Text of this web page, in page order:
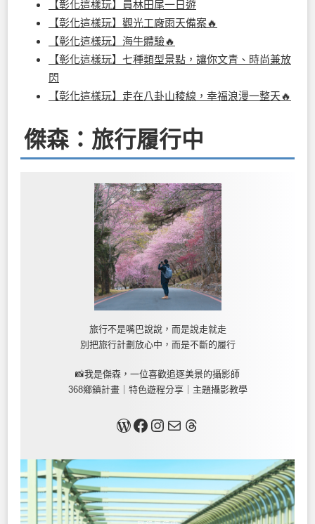
【彰化這樣玩】員林田尾一日遊
【彰化這樣玩】觀光工廠雨天備案🔥
【彰化這樣玩】海牛體驗🔥
【彰化這樣玩】七種類型景點，讓你文青、時尚兼放
閃
【彰化這樣玩】走在八卦山稜線，幸福浪漫一整天🔥
傑森：旅行履行中
旅行不是嘴巴說說，而是說走就走
別把旅行計劃放心中，而是不斷的履行
📸我是傑森，一位喜歡追逐美景的攝影師
368鄉鎮計畫｜特色遊程分享｜主題攝影教學
關於我Facebook InstagramMail Threads